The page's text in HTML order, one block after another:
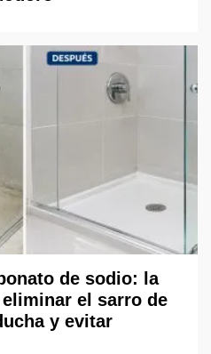
de sodio: la
eliminar el sarro de
y evitar